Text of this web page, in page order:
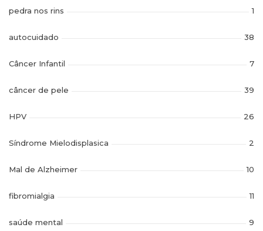
pedra nos rins 1
autocuidado 38
Câncer Infantil 7
câncer de pele 39
HPV 26
Síndrome Mielodisplasica 2
Mal de Alzheimer 10
fibromialgia 11
saúde mental 9